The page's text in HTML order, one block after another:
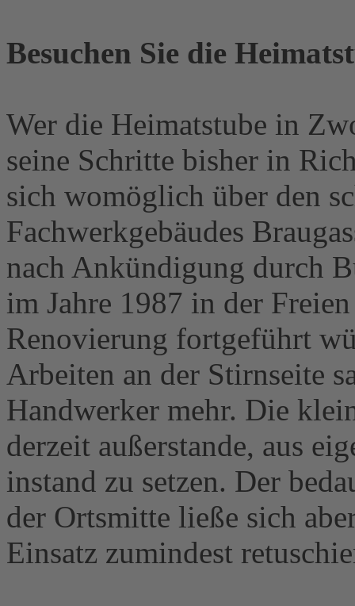
Besuchen Sie die
Wer die Heimatstube in
seine Schritte bisher in
sich womöglich über den
Fachwerkgebäudes
nach Ankündigung durch
im Jahre 1987 in der
Renovierung fortgeführt
Arbeiten an der Stirnseite
Handwerker mehr. Die
derzeit außerstande, aus
instand zu setzen. Der
der Ortsmitte ließe sich
Einsatz zumindest